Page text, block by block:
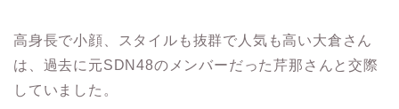
高身長で小顔、スタイルも抜群で人気も高い大倉さん
は、過去に元SDN48のメンバーだった芹那さんと交際
していました。